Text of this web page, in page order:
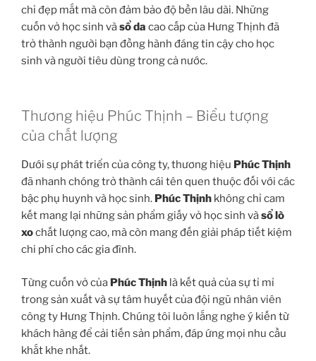
chỉ đẹp mắt mà còn đảm bảo độ bền lâu dài. Những
cuốn vở học sinh vàsổ da cao cấp của Hưng Thịnh đã
trở thành người bạn đồng hành đáng tin cậy cho học
sinh và người tiêu dùng trong cả nước.
Thương hiệu Phúc Thịnh – Biểu tượng
của chất lượng
Dưới sự phát triển của công ty, thương hiệu Phúc Thịnh
đã nhanh chóng trở thành cái tên quen thuộc đối với các
bậc phụ huynh và học sinh. Phúc Thịnh không chỉ cam
kết mang lại những sản phẩm giấy vở học sinh vàsổ lò
xochất lượng cao, mà còn mang đến giải pháp tiết kiệm
chi phí cho các gia đình.
Từng cuốn vở của Phúc Thịnh là kết quả của sự tỉ mỉ
trong sản xuất và sự tâm huyết của đội ngũ nhân viên
công ty Hưng Thịnh. Chúng tôi luôn lắng nghe ý kiến từ
khách hàng để cải tiến sản phẩm, đáp ứng mọi nhu cầu
khắt khe nhất.